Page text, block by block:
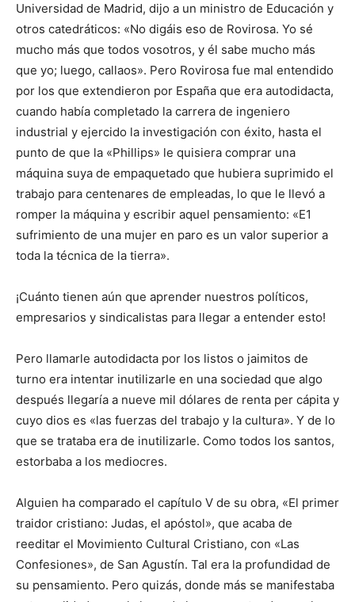
Universidad de Madrid, dijo a un ministro de Educación y
otros catedráticos: «No digáis eso de Rovirosa. Yo sé
mucho más que todos vosotros, y él sabe mucho más
que yo; luego, callaos». Pero Rovirosa fue mal entendido
por los que extendieron por España que era autodidacta,
cuando había completado la carrera de ingeniero
industrial y ejercido la investigación con éxito, hasta el
punto de que la «Phillips» le quisiera comprar una
máquina suya de empaquetado que hubiera suprimido el
trabajo para centenares de empleadas, lo que le llevó a
romper la máquina y escribir aquel pensamiento: «E1
sufrimiento de una mujer en paro es un valor superior a
toda la técnica de la tierra».
¡Cuánto tienen aún que aprender nuestros políticos,
empresarios y sindicalistas para llegar a entender esto!
Pero llamarle autodidacta por los listos o jaimitos de
turno era intentar inutilizarle en una sociedad que algo
después llegaría a nueve mil dólares de renta per cápita y
cuyo dios es «las fuerzas del trabajo y la cultura». Y de lo
que se trataba era de inutilizarle. Como todos los santos,
estorbaba a los mediocres.
Alguien ha comparado el capítulo V de su obra, «El primer
traidor cristiano: Judas, el apóstol», que acaba de
reeditar el Movimiento Cultural Cristiano, con «Las
Confesiones», de San Agustín. Tal era la profundidad de
su pensamiento. Pero quizás, donde más se manifestaba